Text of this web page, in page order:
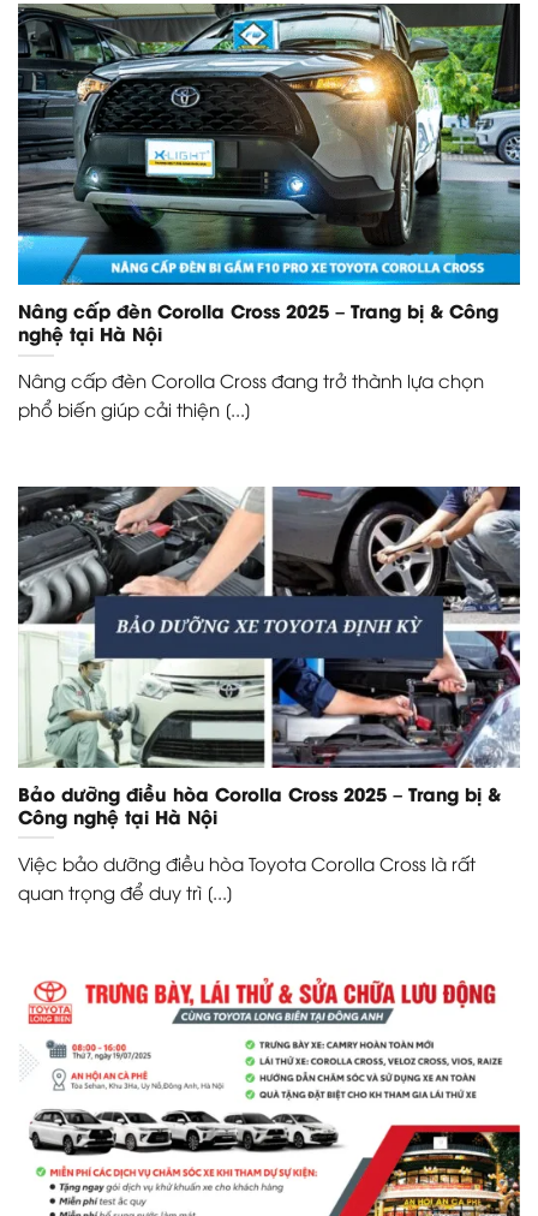
Nâng cấp đèn Corolla Cross 2025 – Trang bị & Công
nghệ tại Hà Nội
Nâng cấp đèn Corolla Cross đang trở thành lựa chọn
phổ biến giúp cải thiện [...]
Bảo dưỡng điều hòa Corolla Cross 2025 – Trang bị &
Công nghệ tại Hà Nội
Việc bảo dưỡng điều hòa Toyota Corolla Cross là rất
quan trọng để duy trì [...]